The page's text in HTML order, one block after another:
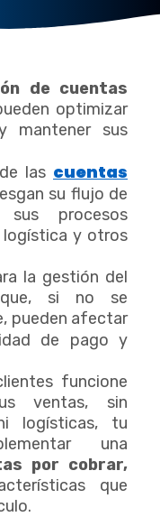
de cuentas
optimizar
mantener sus
las cuentas
su flujo de
procesos
logística y otros
la gestión del
si no se
pueden afectar
de pago y
funcione
ventas, sin
logísticas, tu
una
por cobrar,
que